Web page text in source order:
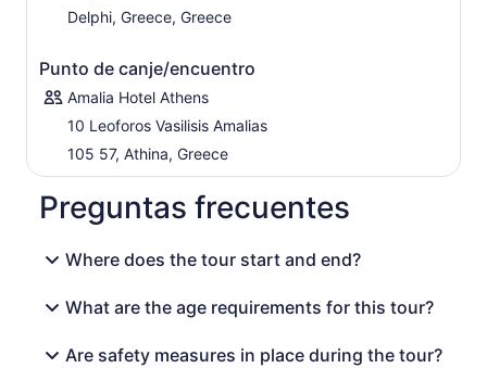
Delphi, Greece, Greece
Punto de canje/encuentro
Amalia Hotel Athens
10 Leoforos Vasilisis Amalias
105 57, Athina, Greece
Preguntas frecuentes
Where does the tour start and end?
What are the age requirements for this tour?
Are safety measures in place during the tour?